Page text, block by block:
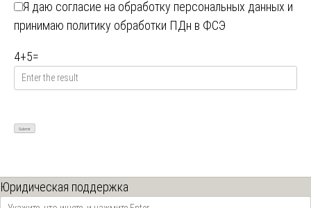
Я даю согласие на обработку персональных данных и
принимаю политику обработки ПДн в ФСЭ
4+5=
Юридическая поддержка